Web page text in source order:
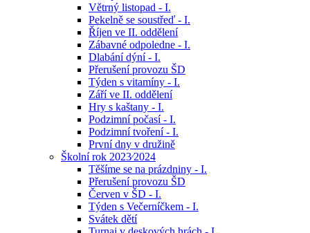
Větrný listopad - I.
Pekelně se soustřeď - I.
Říjen ve II. oddělení
Zábavné odpoledne - I.
Dlabání dýní - I.
Přerušení provozu ŠD
Týden s vitamíny - I.
Září ve II. oddělení
Hry s kaštany - I.
Podzimní počasí - I.
Podzimní tvoření - I.
První dny v družině
Školní rok 2023⁄2024
Těšíme se na prázdniny - I.
Přerušení provozu ŠD
Červen v ŠD - I.
Týden s Večerníčkem - I.
Svátek dětí